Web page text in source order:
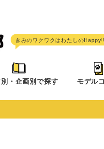
・企画別で探す モデル